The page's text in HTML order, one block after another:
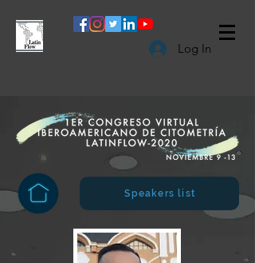
Log In
Speakers list